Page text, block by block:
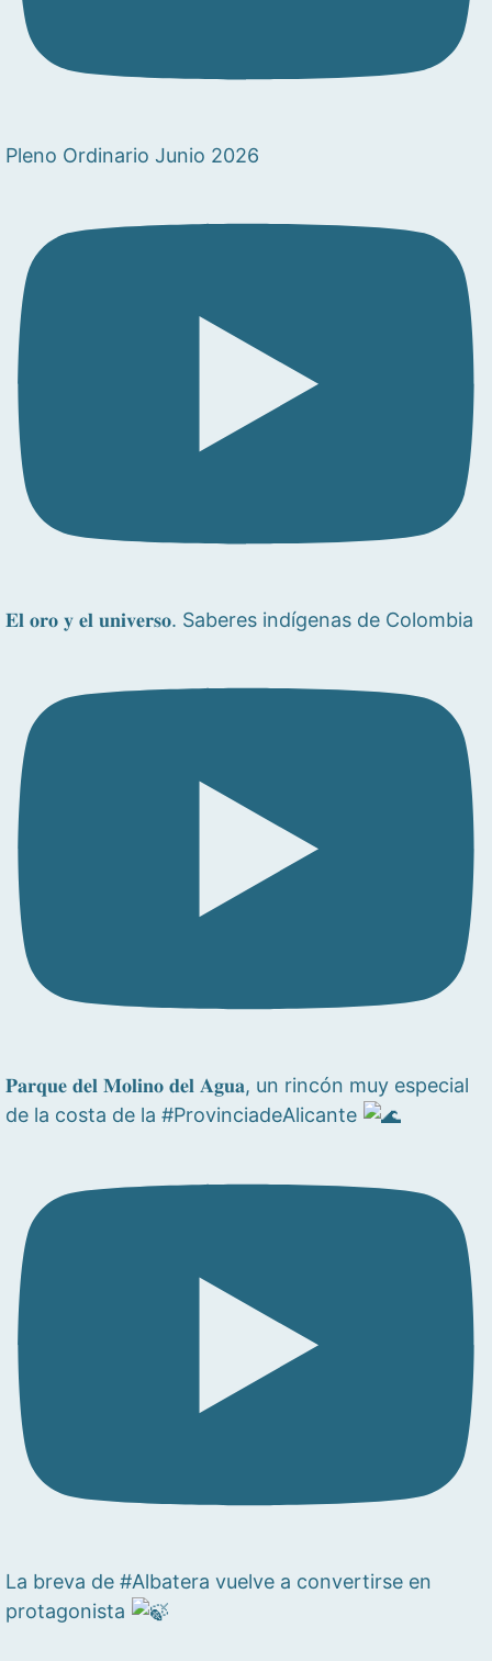
Pleno Ordinario Junio 2026
𝐄𝐥 𝐨𝐫𝐨 𝐲 𝐞𝐥 𝐮𝐧𝐢𝐯𝐞𝐫𝐬𝐨. Saberes indígenas de Colombia
𝐏𝐚𝐫𝐪𝐮𝐞 𝐝𝐞𝐥 𝐌𝐨𝐥𝐢𝐧𝐨 𝐝𝐞𝐥 𝐀𝐠𝐮𝐚, un rincón muy especial
de la costa de la #ProvinciadeAlicante
La breva de #Albatera vuelve a convertirse en
protagonista